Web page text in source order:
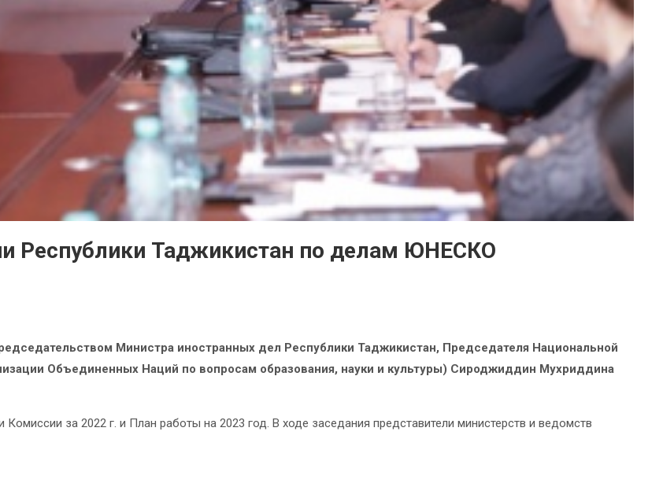
Республики Таджикистан по делам ЮНЕСКО
Министра иностранных дел Республики Таджикистан, Председателя Национальной
Объединенных Наций по вопросам образования, науки и культуры) Сироджиддин Мухриддина
за 2022 г. и План работы на 2023 год. В ходе заседания представители министерств и ведомств